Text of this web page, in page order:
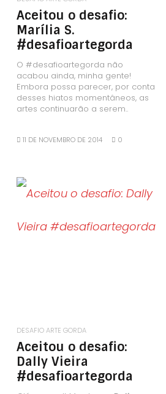
Aceitou o desafio:
Marília S.
#desafioartegorda
O #desafioartegorda não
acabou ainda, minha gente!
Embora possa parecer, por conta
desses hiatos momentâneos, as
artes continuarão a serem..
11 DE NOVEMBRO DE 2014 0
DESAFIO ARTE GORDA
Aceitou o desafio:
Dally Vieira
#desafioartegorda